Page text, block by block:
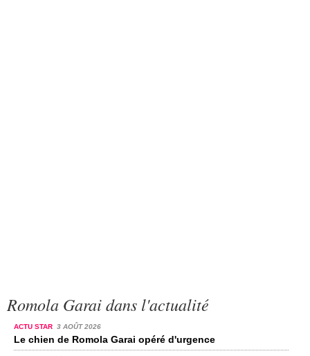
Romola Garai dans l'actualité
ACTU STAR 3 AOÛT 2026
Le chien de Romola Garai opéré d'urgence